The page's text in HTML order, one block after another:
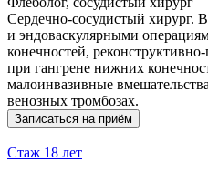
Сердечно-сосудистый хирург.
и эндоваскулярными
конечностей,
при гангрене нижних
малоинвазивные
венозных тромбозах.
Записаться на приём
Стаж 18 лет